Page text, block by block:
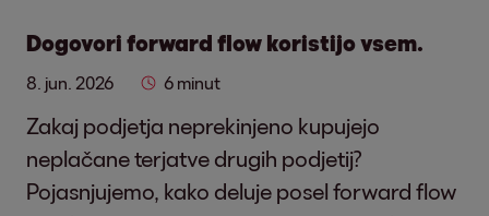
Dogovori forward flow koristijo vsem.
8. jun. 2026 6 minut
Zakaj podjetja neprekinjeno kupujejo
neplačane terjatve drugih podjetij?
Pojasnjujemo, kako deluje posel forward flow